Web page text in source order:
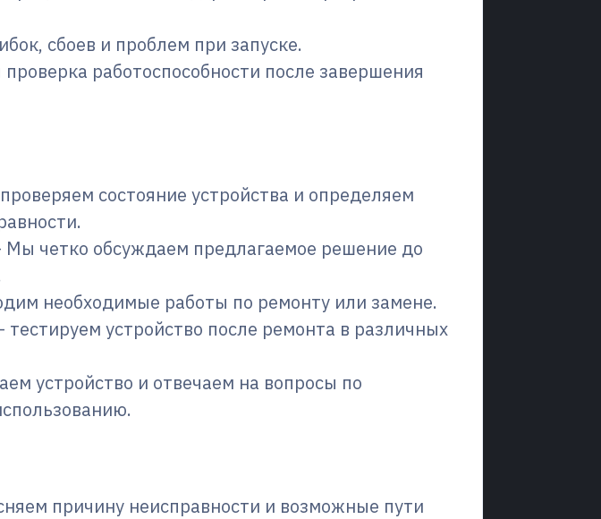
сбоев и проблем при запуске.
работоспособности после завершения
состояние устройства и определяем
Мы четко обсуждаем предлагаемое решение до
необходимые работы по ремонту или замене.
тестируем устройство после ремонта в различных
устройство и отвечаем на вопросы по
причину неисправности и возможные пути